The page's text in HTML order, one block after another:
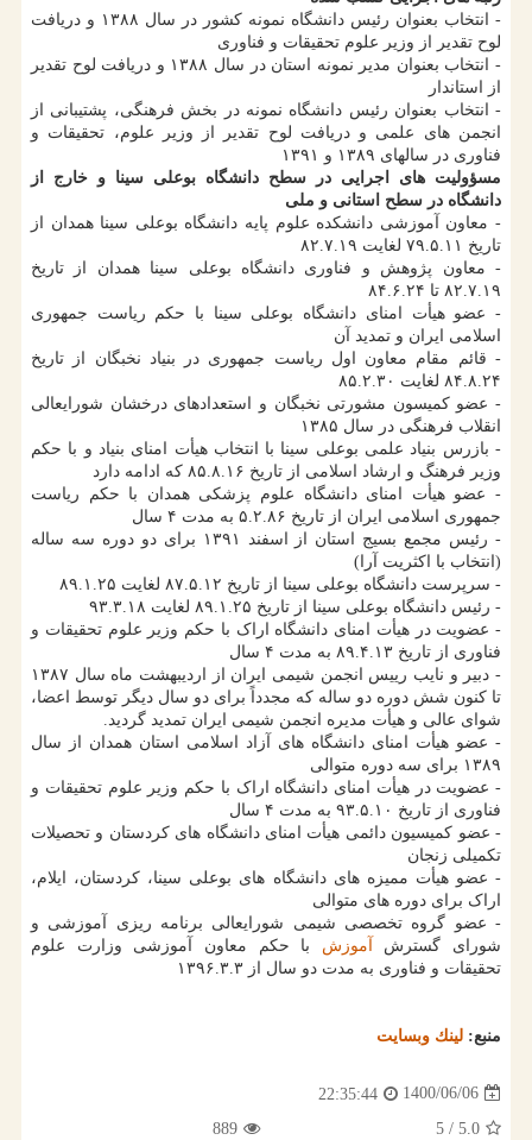
- انتخاب بعنوان رئیس دانشگاه نمونه کشور در سال ۱۳۸۸ و دریافت
لوح تقدیر از وزیر علوم تحقیقات و فناوری
- انتخاب بعنوان مدیر نمونه استان در سال ۱۳۸۸ و دریافت لوح تقدیر
از استاندار
- انتخاب بعنوان رئیس دانشگاه نمونه در بخش فرهنگی، پشتیبانی از
انجمن های علمی و دریافت لوح تقدیر از وزیر علوم، تحقیقات و
فناوری در سالهای ۱۳۸۹ و ۱۳۹۱
مسؤولیت های اجرایی در سطح دانشگاه بوعلی سینا و خارج از
دانشگاه در سطح استانی و ملی
- معاون آموزشی دانشکده علوم پایه دانشگاه بوعلی سینا همدان از
تاریخ ۷۹.۵.۱۱ لغایت ۸۲.۷.۱۹
- معاون پژوهش و فناوری دانشگاه بوعلی سینا همدان از تاریخ
۸۲.۷.۱۹ تا ۸۴.۶.۲۴
- عضو هیأت امنای دانشگاه بوعلی سینا با حکم ریاست جمهوری
اسلامی ایران و تمدید آن
- قائم مقام معاون اول ریاست جمهوری در بنیاد نخبگان از تاریخ
۸۴.۸.۲۴ لغایت ۸۵.۲.۳۰
- عضو کمیسون مشورتی نخبگان و استعدادهای درخشان شورایعالی
انقلاب فرهنگی در سال ۱۳۸۵
- بازرس بنیاد علمی بوعلی سینا با انتخاب هیأت امنای بنیاد و با حکم
وزیر فرهنگ و ارشاد اسلامی از تاریخ ۸۵.۸.۱۶ که ادامه دارد
- عضو هیأت امنای دانشگاه علوم پزشکی همدان با حکم ریاست
جمهوری اسلامی ایران از تاریخ ۵.۲.۸۶ به مدت ۴ سال
- رئیس مجمع بسیج استان از اسفند ۱۳۹۱ برای دو دوره سه ساله
(انتخاب با اکثریت آرا)
- سرپرست دانشگاه بوعلی سینا از تاریخ ۸۷.۵.۱۲ لغایت ۸۹.۱.۲۵
- رئیس دانشگاه بوعلی سینا از تاریخ ۸۹.۱.۲۵ لغایت ۹۳.۳.۱۸
- عضویت در هیأت امنای دانشگاه اراک با حکم وزیر علوم تحقیقات و
فناوری از تاریخ ۸۹.۴.۱۳ به مدت ۴ سال
- دبیر و نایب رییس انجمن شیمی ایران از اردیبهشت ماه سال ۱۳۸۷
تا کنون شش دوره دو ساله که مجدداً برای دو سال دیگر توسط اعضا،
شوای عالی و هیأت مدیره انجمن شیمی ایران تمدید گردید.
- عضو هیأت امنای دانشگاه های آزاد اسلامی استان همدان از سال
۱۳۸۹ برای سه دوره متوالی
- عضویت در هیأت امنای دانشگاه اراک با حکم وزیر علوم تحقیقات و
فناوری از تاریخ ۹۳.۵.۱۰ به مدت ۴ سال
- عضو کمیسیون دائمی هیأت امنای دانشگاه های کردستان و تحصیلات
تکمیلی زنجان
- عضو هیأت ممیزه های دانشگاه های بوعلی سینا، کردستان، ایلام،
اراک برای دوره های متوالی
- عضو گروه تخصصی شیمی شورایعالی برنامه ریزی آموزشی و
شورای گسترش
آموزش با حکم معاون آموزشی وزارت علوم
تحقیقات و فناوری به مدت دو سال از ۱۳۹۶.۳.۳
منبع: لینك وبسایت
1400/06/06
22:35:44
5.0
/ 5
889